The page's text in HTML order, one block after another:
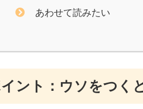
あわせて読みたい
イント：ウソをつく